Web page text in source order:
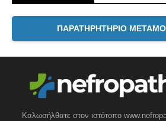
ΠΑΡΑΤΗΡΗΤΗΡΙΟ
Καλωσήλθατε στον ιστότοπο